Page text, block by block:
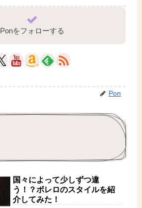
Ponをフォローする
Pon
国々によって少しずつ違
う！？ボレロのスタイルを紹
介してみた！